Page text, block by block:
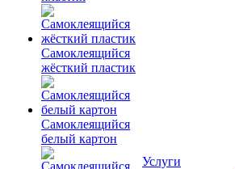
Самоклеящийся
жёсткий пластик
Самоклеящийся
белый картон
Услуги